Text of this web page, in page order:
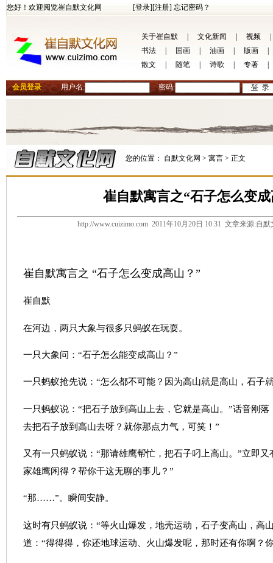
您好！欢迎阅览崔自默文化网 [登录][注册] 忘记密码？
关于崔自默 文化新闻 视频
书法
国画 油画 版画
散文
随笔 诗歌 专著
会员登录 用户名: 密码:
您的位置： 自默文化网 > 寓言 > 正文
崔自默寓言之“石子怎么变
http://www.cuizimo.com 2011年10月20日 10:31 文章来源:自
崔自默寓言之 “石子怎么变成高山？”
崔自默
在河边，两只大象与很多只蚂蚁在玩耍。
一只大象问：“石子怎么能变成高山？”
一只蚂蚁抢先说：“怎么都不可能？因为高山就是高山，石子
一只蚂蚁说：“把石子放到高山上去，它就是高山。”话音刚
去把石子放到高山去呀？就你那点力气，可笑！”
又有一只蚂蚁说：“那请雄鹰帮忙，把石子叼上高山。”立即
家雄鹰闲得？帮你干这无聊的事儿？”
“那……”。瞬间安静。
这时有只蚂蚁说：“等火山爆发，地壳运动，石子变高山，高
道：“得得得，你还地球运动、火山爆发呢，那时还有你啊？